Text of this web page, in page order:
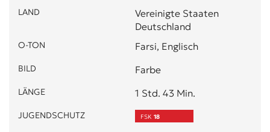
LAND
Vereinigte Staaten
Deutschland
O-TON Farsi, Englisch
BILD Farbe
LÄNGE 1 Std. 43 Min.
JUGENDSCHUTZ FSK 18